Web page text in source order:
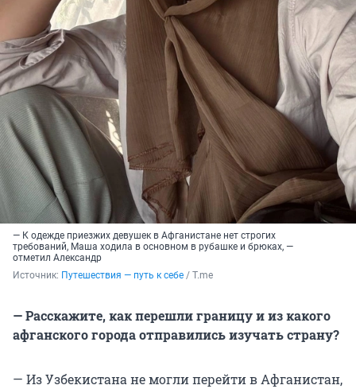
— К одежде приезжих девушек в Афганистане нет строгих
требований, Маша ходила в основном в рубашке и брюках, —
отметил Александр
Источник: Путешествия — путь к себе / Т.me
— Расскажите, как перешли границу и из какого
афганского города отправились изучать страну?
— Из Узбекистана не могли перейти в Афганистан,